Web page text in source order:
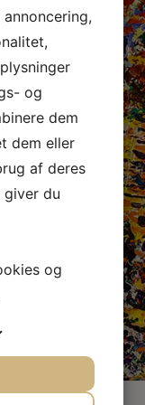
og
dem
dem eller
af deres
giver du
og